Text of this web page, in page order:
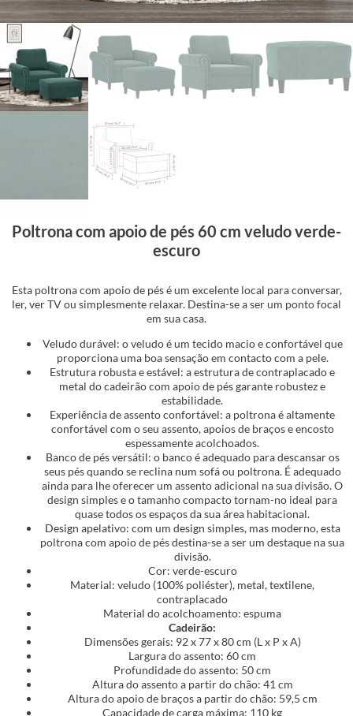
Poltrona com apoio de pés 60 cm veludo verde-
escuro
Esta poltrona com apoio de pés é um excelente local para conversar,
ler, ver TV ou simplesmente relaxar. Destina-se a ser um ponto focal
em sua casa.
Veludo durável: o veludo é um tecido macio e confortável que
proporciona uma boa sensação em contacto com a pele.
Estrutura robusta e estável: a estrutura de contraplacado e
metal do cadeirão com apoio de pés garante robustez e
estabilidade.
Experiência de assento confortável: a poltrona é altamente
confortável com o seu assento, apoios de braços e encosto
espessamente acolchoados.
Banco de pés versátil: o banco é adequado para descansar os
seus pés quando se reclina num sofá ou poltrona. É adequado
ainda para lhe oferecer um assento adicional na sua divisão. O
design simples e o tamanho compacto tornam-no ideal para
quase todos os espaços da sua área habitacional.
Design apelativo: com um design simples, mas moderno, esta
poltrona com apoio de pés destina-se a ser um destaque na sua
divisão.
Cor: verde-escuro
Material: veludo (100% poliéster), metal, textilene,
contraplacado
Material do acolchoamento: espuma
Cadeirão:
Dimensões gerais: 92 x 77 x 80 cm (L x P x A)
Largura do assento: 60 cm
Profundidade do assento: 50 cm
Altura do assento a partir do chão: 41 cm
Altura do apoio de braços a partir do chão: 59,5 cm
Capacidade de carga máxima: 110 kg